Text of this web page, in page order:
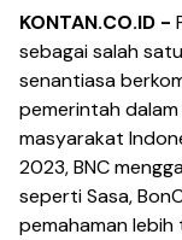
KONTAN.CO.ID -
sebagai salah
senantiasa
pemerintah
masyarakat
2023, BNC
seperti Sasa,
pemahaman